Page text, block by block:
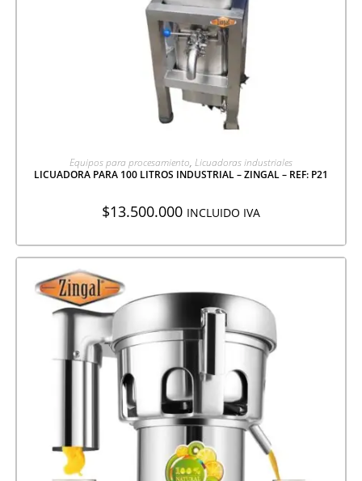
AGREGAR A COTIZACIÓN
Equipos para procesamiento, Licuadoras industriales
LICUADORA PARA 100 LITROS INDUSTRIAL – ZINGAL – REF: P21
$13.500.000 INCLUIDO IVA